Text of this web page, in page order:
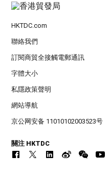
HKTDC.com
聯絡我們
訂閱商貿全接觸電郵通訊
字體大小
私隱政策聲明
網站導航
京公网安备 11010102003523号
關注 HKTDC